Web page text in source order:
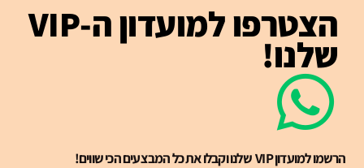
הצטרפו למועדון ה-VIP
שלנו!
הרשמו למועדון VIP שלנו וקבלו את כל המבצעים הכי שווים!